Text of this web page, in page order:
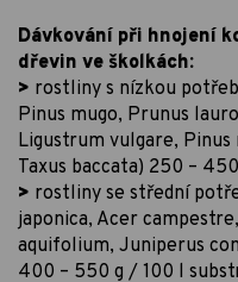
Dávkování při hnojení
dřevin ve školkách:
> rostliny s nízkou
Pinus mugo, Prunus
Ligustrum vulgare,
Taxus baccata) 250 –
> rostliny se střední
japonica, Acer
aquifolium, Juniperus
400 – 550 g / 100 l